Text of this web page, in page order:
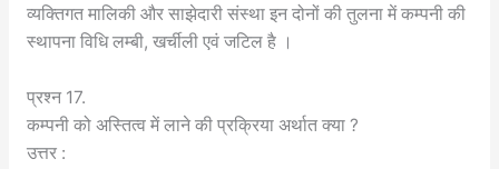
व्यक्तिगत मालिकी और साझेदारी संस्था इन दोनों की तुलना में कम्पनी की
स्थापना विधि लम्बी, खर्चीली एवं जटिल है ।
प्रश्न 17.
कम्पनी को अस्तित्व में लाने की प्रक्रिया अर्थात क्या ?
उत्तर :